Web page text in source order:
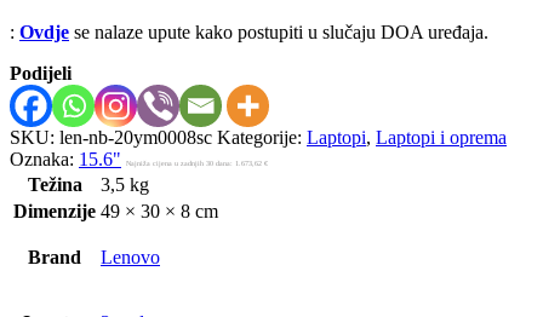
: Ovdje se nalaze upute kako postupiti u slučaju DOA uređaja.
Podijeli
SKU: len-nb-20ym0008sc Kategorije: Laptopi, Laptopi i oprema
Oznaka: 15.6" Najniža cijena u zadnjih 30 dana: 1.673,62 €
Težina
3,5 kg
Dimenzije 49 × 30 × 8 cm
Brand Lenovo